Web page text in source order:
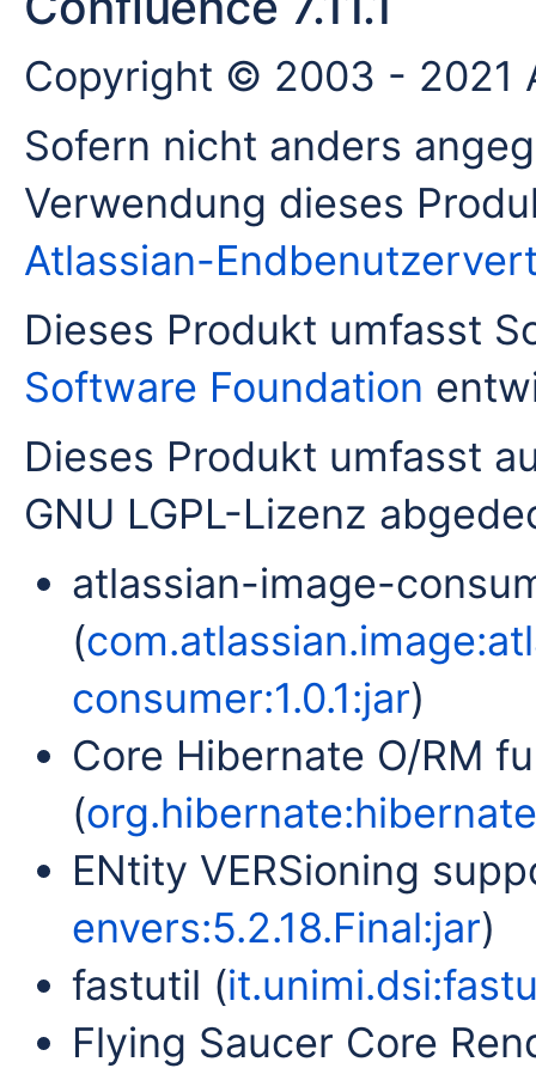
Copyright © 2003 - 2021
Sofern nicht anders
Verwendung dieses
Atlassian-
Dieses Produkt umfasst
Software Foundation
Dieses Produkt umfasst
GNU LGPL-Lizenz
atlassian-image-
(
consumer:1.0.1:jar)
Core Hibernate O/RM
(
ENtity VERSioning
envers:5.2.18.Final:jar)
fastutil (
Flying Saucer Core